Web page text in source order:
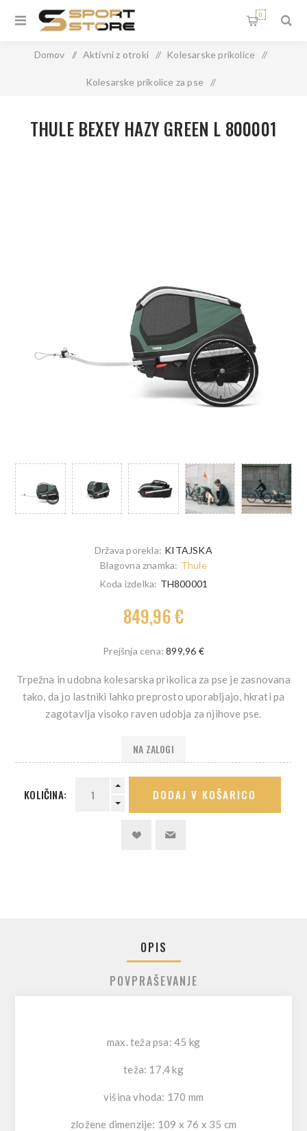
0
Domov / Aktivni z otroki / Kolesarske prikolice /
Kolesarske prikolice za pse /
Država porekla: KITAJSKA
THULE BEXEY HAZY GREEN L 800001
Blagovna znamka: Thule
Koda izdelka: TH800001
849,96 €
Prejšnja cena:899,96 €
Trpežna in udobna kolesarska prikolica za pse je zasnovana
tako, da jo lastniki lahko preprosto uporabljajo, hkrati pa
zagotavlja visoko raven udobja za njihove pse.
NA ZALOGI
KOLIČINA: DODAJ V KOŠARICO
OPIS
POVPRAŠEVANJE
max. teža psa: 45 kg
teža: 17,4 kg
višina vhoda: 170 mm
zložene dimenzije: 109 x 76 x 35 cm